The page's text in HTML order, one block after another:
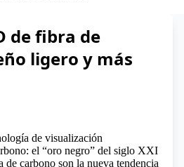
de fibra de
ligero y más
de visualización
el “oro negro” del siglo XXI
carbono son la nueva tendencia